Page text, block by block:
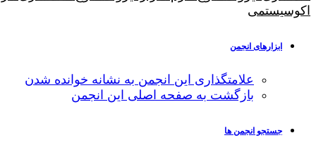
اکوسیستمی
ابزارهای انجمن
علامتگذاری این انجمن به نشانه خوانده شدن
بازگشت به صفحه اصلی این انجمن
جستجو انجمن ها